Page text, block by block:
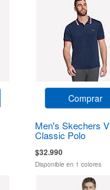
Comprar
Men's Skechers
Classic Polo
$32.990
Disponible en 1 colores